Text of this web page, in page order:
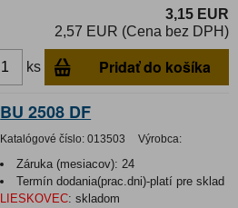
3,15 EUR
2,57 EUR (Cena bez DPH)
ks Pridať do košíka
BU 2508 DF
Katalógové číslo: 013503 Výrobca:
Záruka (mesiacov): 24
Termín dodania(prac.dni)-platí pre sklad
LIESKOVEC: skladom